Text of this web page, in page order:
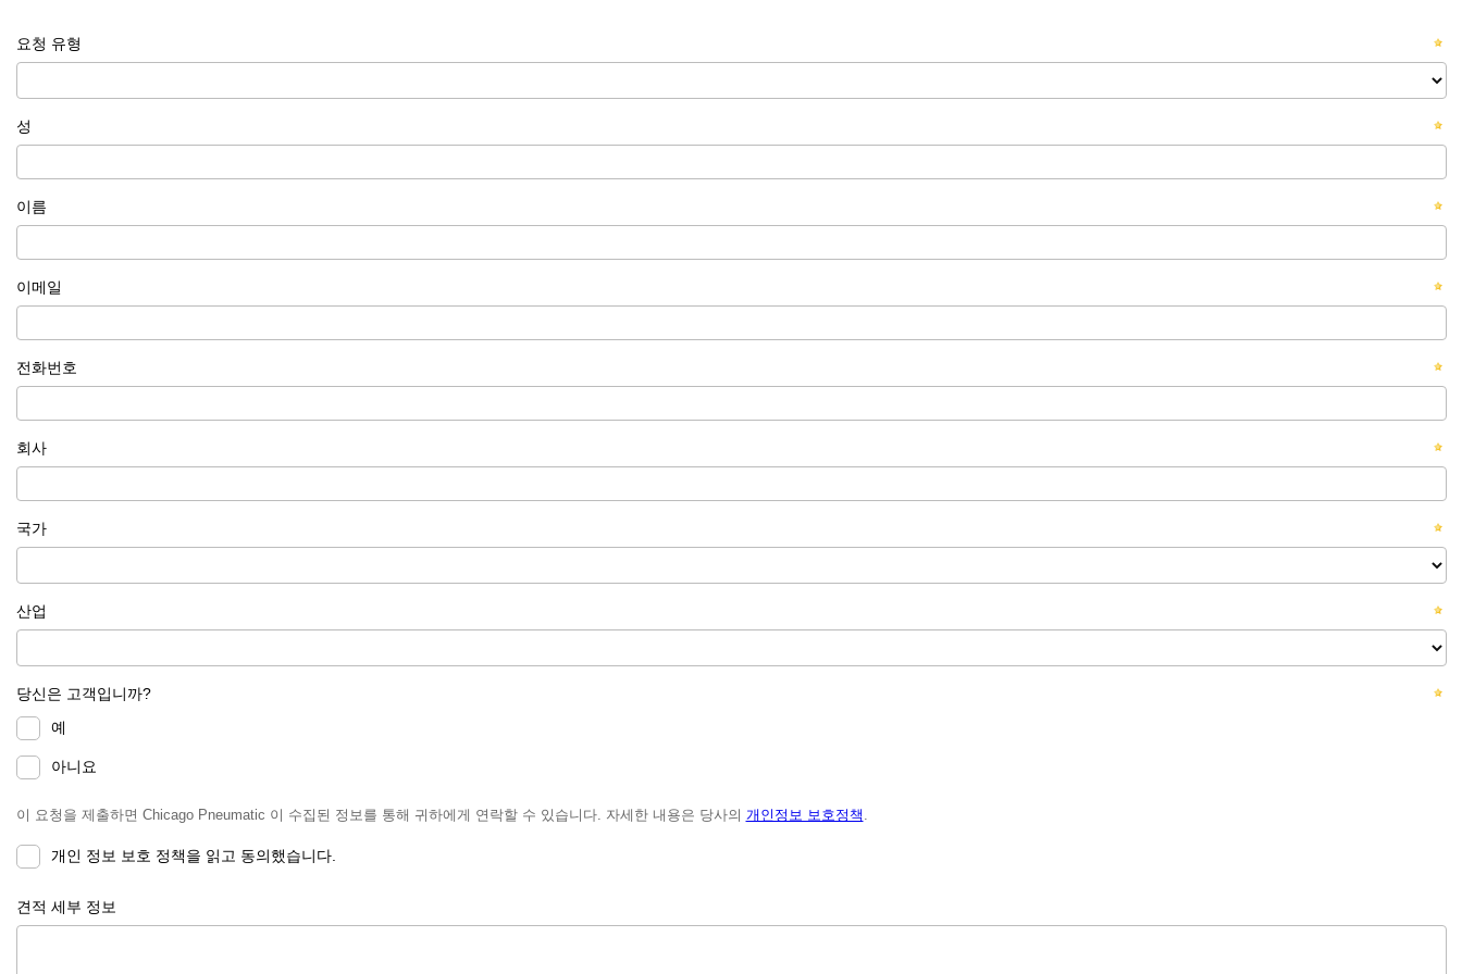
요청 유형
성
이름
이메일
전화번호
회사
국가
산업
당신은 고객입니까?
예
아니요
이 요청을 제출하면 Chicago Pneumatic 이 수집된 정보를 통해 귀하에게 연락할 수 있습니다. 자세한 내용은 당사의 개인정보 보호정책
개인 정보 보호 정책을 읽고 동의했습니다.
견적 세부 정보